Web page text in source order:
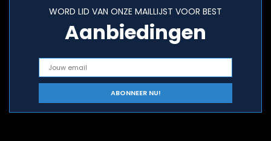
WORD LID VAN ONZE MAILLIJST VOOR BEST
Aanbiedingen